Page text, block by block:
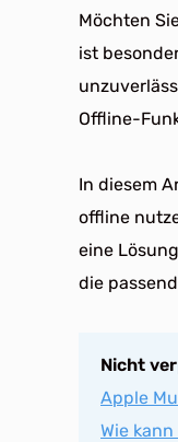
Möchten
ist
Offline-
In diesem
offline
eine
die
Nicht
Apple
Wie